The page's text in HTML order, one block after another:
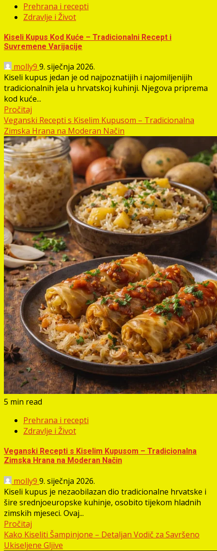
Prehrana i recepti
Zdravlje i Život
Kiseli Kupus Kod Kuće – Tradicionalni Recept i
Suvremene Varijacije
molly9 9. siječnja 2026.
Kiseli kupus jedan je od najpoznatijih i najomiljenijih
tradicionalnih jela u hrvatskoj kuhinji. Njegova priprema
kod kuće...
Pročitaj
Veganski Recepti s Kiselim Kupusom – Tradicionalna
Zimska Hrana na Moderan Način
5 min read
Prehrana i recepti
Zdravlje i Život
Veganski Recepti s Kiselim Kupusom – Tradicionalna
Zimska Hrana na Moderan Način
molly9 9. siječnja 2026.
Kiseli kupus je nezaobilazan dio tradicionalne hrvatske i
šire srednjoeuropske kuhinje, osobito tijekom hladnih
zimskih mjeseci. Ovaj...
Pročitaj
Kako Kiseliti Šampinjone – Detaljan Vodič za Savršeno
Ukiseljene Gljive